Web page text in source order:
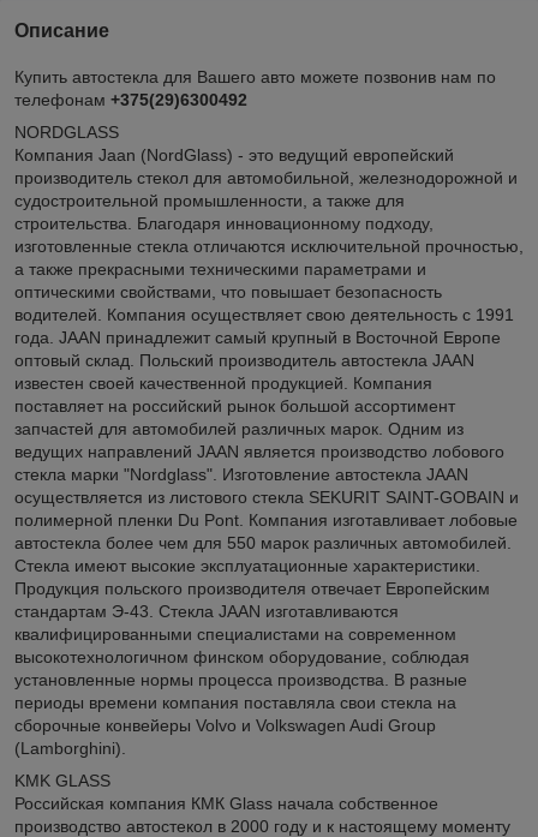
Описание
Купить автостекла для Вашего авто можете позвонив нам по
телефонам +375(29)6300492
NORDGLASS
Компания Jaan (NordGlass) - это ведущий европейский
производитель стекол для автомобильной, железнодорожной и
судостроительной промышленности, а также для
строительства. Благодаря инновационному подходу,
изготовленные стекла отличаются исключительной прочностью,
а также прекрасными техническими параметрами и
оптическими свойствами, что повышает безопасность
водителей. Компания осуществляет свою деятельность с 1991
года. JAAN принадлежит самый крупный в Восточной Европе
оптовый склад. Польский производитель автостекла JAAN
известен своей качественной продукцией. Компания
поставляет на российский рынок большой ассортимент
запчастей для автомобилей различных марок. Одним из
ведущих направлений JAAN является производство лобового
стекла марки "Nordglass". Изготовление автостекла JAAN
осуществляется из листового стекла SEKURIT SAINT-GOBAIN и
полимерной пленки Du Pont. Компания изготавливает лобовые
автостекла более чем для 550 марок различных автомобилей.
Стекла имеют высокие эксплуатационные характеристики.
Продукция польского производителя отвечает Европейским
стандартам Э-43. Стекла JAAN изготавливаются
квалифицированными специалистами на современном
высокотехнологичном финском оборудование, соблюдая
установленные нормы процесса производства. В разные
периоды времени компания поставляла свои стекла на
сборочные конвейеры Volvo и Volkswagen Audi Group
(Lamborghini).
KMK GLASS
Российская компания КМК Glass начала собственное
производство автостекол в 2000 году и к настоящему моменту